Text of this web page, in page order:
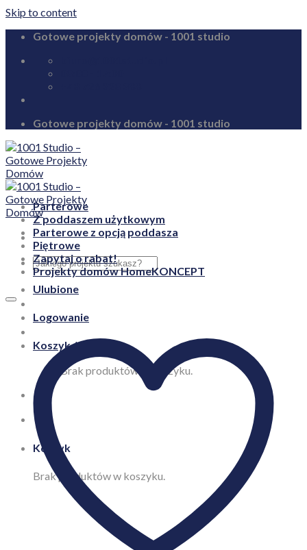
Skip to content
Gotowe projekty domów - 1001 studio
Gotowe projekty domów - 1001 studio
Ulubione
Logowanie
Koszyk /0,00
Brak produktów w koszyku.
Koszyk
Brak produktów w koszyku.
Parterowe
Z poddaszem użytkowym
Parterowe z opcją poddasza
Piętrowe
Zapytaj o rabat!
Projekty domów HomeKONCEPT